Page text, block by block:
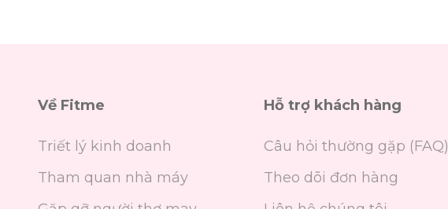
Về Fitme
Triết lý kinh doanh
Tham quan nhà máy
Hỗ trợ khách hàng
Câu hỏi thường gặp (FAQ)
Theo dõi đơn hàng